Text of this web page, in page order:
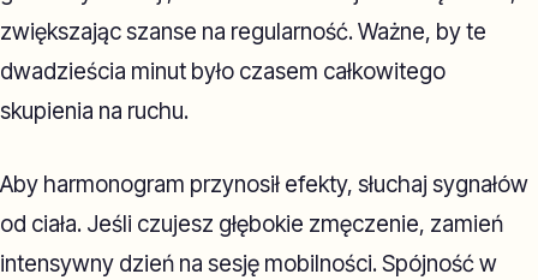
zwiększając szanse na regularność. Ważne, by te
dwadzieścia minut było czasem całkowitego
skupienia na ruchu.
Aby harmonogram przynosił efekty, słuchaj sygnałów
od ciała. Jeśli czujesz głębokie zmęczenie, zamień
intensywny dzień na sesję mobilności. Spójność w